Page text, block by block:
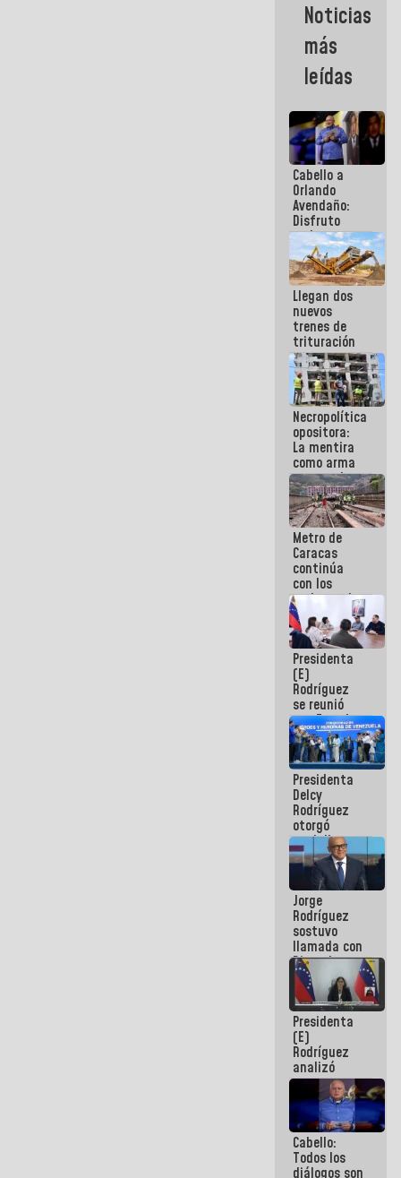
emprendedores
afectados
por
terremotos
Noticias
más
leídas
Cabello a
Orlando
Avendaño:
Disfruto
cada vez
que escribes
porque lo
que haces
es
embarrarla
Llegan dos
nuevos
trenes de
trituración
para
optimizar
manejo de
escombros
en La Guaira
Necropolítica
opositora:
La mentira
como arma
contra el
Pueblo
Metro de
Caracas
continúa
con los
trabajos de
mantenimiento
e inspección
en la Línea 2
Presidenta
(E)
Rodríguez
se reunió
con Estado
Mayor
Eléctrico
para
abordar
planes de
acción
Presidenta
Delcy
Rodríguez
otorgó
medalla
"Héroe de
Venezuela"
a servidores
públicos
Jorge
Rodríguez
sostuvo
llamada con
Dinorah
Figuera y
acuerdan
primer
encuentro
presencial
para el
diálogo
Presidenta
(E)
Rodríguez
analizó
junto a
gobernadores
planes de
recuperación
del Sistema
Eléctrico
Cabello:
Todos los
diálogos son